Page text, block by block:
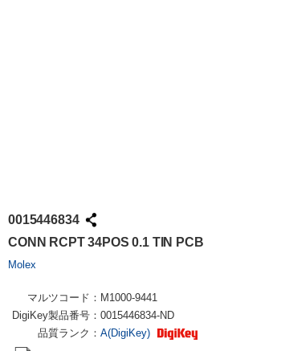
0015446834
CONN RCPT 34POS 0.1 TIN PCB
Molex
マルツコード： M1000-9441
DigiKey製品番号： 0015446834-ND
品質ランク： A(DigiKey)